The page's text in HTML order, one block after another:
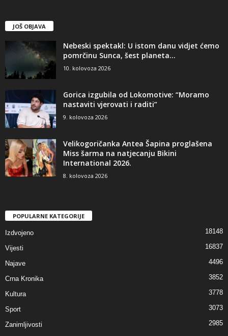
JOŠ OBJAVA
Nebeski spektakl: U istom danu vidjet ćemo
pomrčinu Sunca, šest planeta...
10. kolovoza 2026
Gorica izgubila od Lokomotive: “Moramo
nastaviti vjerovati i raditi”
9. kolovoza 2026
Velikogoričanka Antea Šapina proglašena
Miss šarma na natjecanju Bikini
International 2026.
8. kolovoza 2026
POPULARNE KATEGORIJE
Izdvojeno 18148
Vijesti 16837
Najave 4496
Crna Kronika 3852
Kultura 3778
Sport 3073
Zanimljivosti 2985